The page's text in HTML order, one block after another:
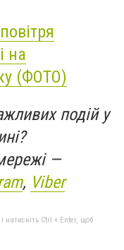
на
(ФОТО)
подій у
—
, Viber
натисніть Ctrl + Enter, щоб